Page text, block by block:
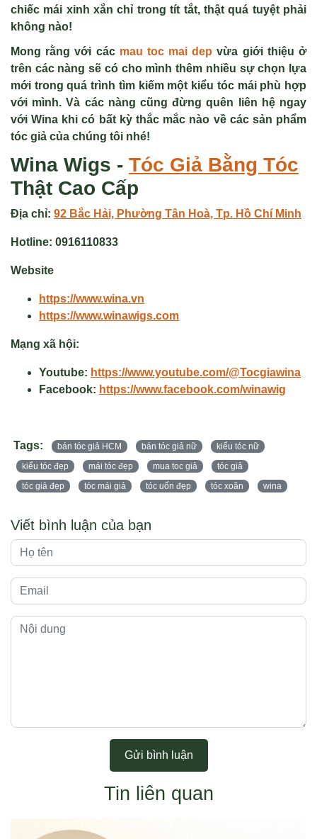
chiếc mái xinh xắn chỉ trong tít tắt, thật quá tuyệt phải
không nào!
Mong rằng với các mau toc mai dep vừa giới thiệu ở
trên các nàng sẽ có cho mình thêm nhiều sự chọn lựa
mới trong quá trình tìm kiếm một kiểu tóc mái phù hợp
với mình. Và các nàng cũng đừng quên liên hệ ngay
với Wina khi có bất kỳ thắc mắc nào về các sản phẩm
tóc giả của chúng tôi nhé!
Wina Wigs - Tóc Giả Bằng Tóc
Thật Cao Cấp
Địa chỉ: 92 Bắc Hải, Phường Tân Hoà, Tp. Hồ Chí Minh
Hotline: 0916110833
Website
https://www.wina.vn
https://www.winawigs.com
Mạng xã hội:
Youtube: https://www.youtube.com/@Tocgiawina
Facebook: https://www.facebook.com/winawig
Tags: bán tóc giả HCM bán tóc giả nữ
kiểu tóc nữ
kiểu tóc đẹp
mái tóc đẹp mua toc giả
tóc giả
tóc giả đẹp
tóc mái giả tóc uốn đẹp tóc xoăn wina
Viết bình luận của bạn
Gửi bình luận
Tin liên quan